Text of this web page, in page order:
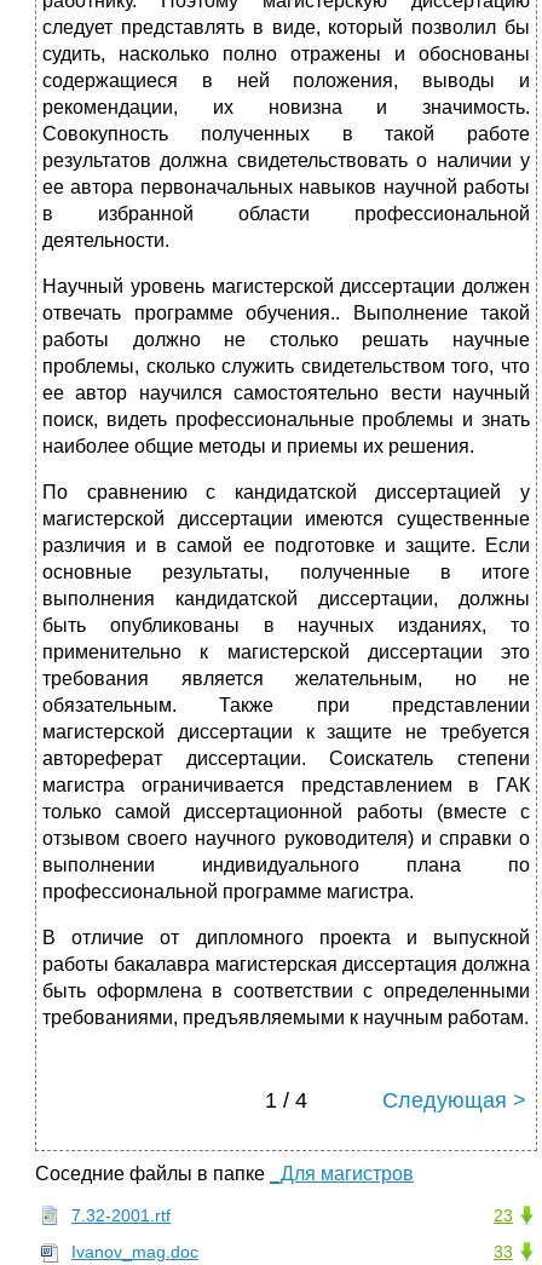
следует представлять в виде, который позволил бы
судить, насколько полно отражены и обоснованы
содержащиеся в ней положения, выводы и
рекомендации, их новизна и значимость.
Совокупность полученных в такой работе
результатов должна свидетельствовать о наличии у
ее автора первоначальных навыков научной работы
в избранной области профессиональной
деятельности.
Научный уровень магистерской диссертации должен
отвечать программе обучения.. Выполнение такой
работы должно не столько решать научные
проблемы, сколько служить свидетельством того, что
ее автор научился самостоятельно вести научный
поиск, видеть профессиональные проблемы и знать
наиболее общие методы и приемы их решения.
По сравнению с кандидатской диссертацией у
магистерской диссертации имеются существенные
различия и в самой ее подготовке и защите. Если
основные результаты, полученные в итоге
выполнения кандидатской диссертации, должны
быть опубликованы в научных изданиях, то
применительно к магистерской диссертации это
требования является желательным, но не
обязательным. Также при представлении
магистерской диссертации к защите не требуется
автореферат диссертации. Соискатель степени
магистра ограничивается представлением в ГАК
только самой диссертационной работы (вместе с
отзывом своего научного руководителя) и справки о
выполнении индивидуального плана по
профессиональной программе магистра.
В отличие от дипломного проекта и выпускной
работы бакалавра магистерская диссертация должна
быть оформлена в соответствии с определенными
требованиями, предъявляемыми к научным работам.
1 / 4 Следующая >
Соседние файлы в папке _Для магистров
23
7.32-2001.rtf
33
Ivanov_mag.doc